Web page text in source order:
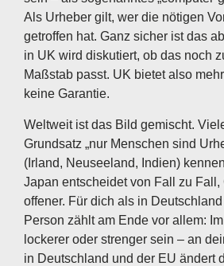
Als Urheber gilt, wer die nötigen
getroffen hat. Ganz sicher ist das
in UK wird diskutiert, ob das noch
Maßstab passt. UK bietet also
keine Garantie.
Weltweit ist das Bild gemischt.
Grundsatz „nur Menschen sind
(Irland, Neuseeland, Indien)
Japan entscheidet von Fall zu
offener. Für dich als in
Person zählt am Ende vor allem:
lockerer oder strenger sein – an
in Deutschland und der EU ändert